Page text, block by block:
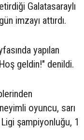
Galatasaraylı
imzayı attırdı.
yapılan
geldin!" denildi.
oyuncu, sarı
Ligi şampiyonluğu, 1